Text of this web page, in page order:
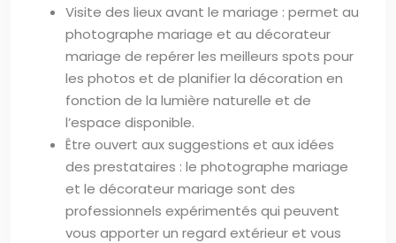
Visite des lieux avant le mariage : permet au
photographe mariage et au décorateur
mariage de repérer les meilleurs spots pour
les photos et de planifier la décoration en
fonction de la lumière naturelle et de
l’espace disponible.
Être ouvert aux suggestions et aux idées
des prestataires : le photographe mariage
et le décorateur mariage sont des
professionnels expérimentés qui peuvent
vous apporter un regard extérieur et vous